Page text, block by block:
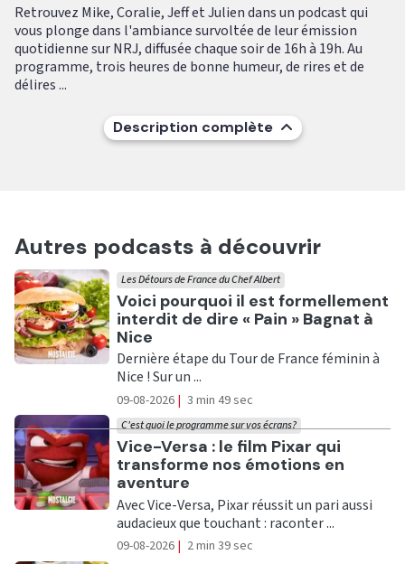
Retrouvez Mike, Coralie, Jeff et Julien dans un podcast qui
vous plonge dans l'ambiance survoltée de leur émission
quotidienne sur NRJ, diffusée chaque soir de 16h à 19h. Au
programme, trois heures de bonne humeur, de rires et de
délires ...
Description complète
Autres podcasts à découvrir
Ecouter
Voici pourquoi il est formellement
interdit de dire « Pain » Bagnat à
Nice
Les Détours de France du Chef Albert
Dernière étape du Tour de France féminin à
Nice ! Sur un ...
09-08-2026 | 3 min 49 sec
Ecouter
Vice-Versa : le film Pixar qui
transforme nos émotions en
aventure
C'est quoi le programme sur vos écrans?
Avec Vice-Versa, Pixar réussit un pari aussi
audacieux que touchant : raconter ...
09-08-2026 | 2 min 39 sec